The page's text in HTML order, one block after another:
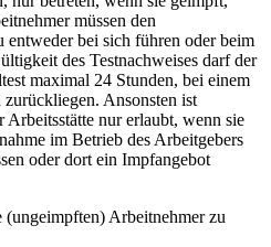
müssen den
entweder bei sich führen oder beim
des Testnachweises darf der
maximal 24 Stunden, bei einem
Ansonsten ist
nur erlaubt, wenn sie
im Betrieb des Arbeitgebers
oder dort ein Impfangebot
(ungeimpften) Arbeitnehmer zu